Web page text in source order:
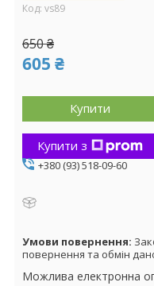
Код: vs89
650 ₴
605 ₴
Купити
Купити з
+380 (93) 518-09-60
повернення та обмін